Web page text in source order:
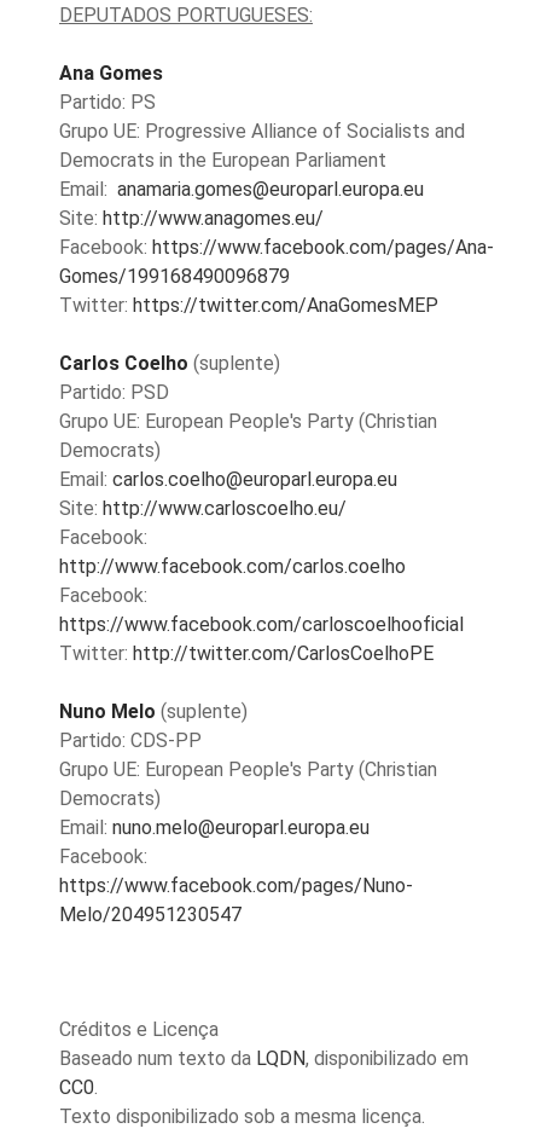
DEPUTADOS PORTUGUESES:
Ana Gomes
Partido: PS
Grupo UE: Progressive Alliance of Socialists and
Democrats in the European Parliament
Email: anamaria.gomes@europarl.europa.eu
Site: http://www.anagomes.eu/
Facebook: https://www.facebook.com/pages/Ana-
Gomes/199168490096879
Twitter: https://twitter.com/AnaGomesMEP
Carlos Coelho (suplente)
Partido: PSD
Grupo UE: European People's Party (Christian
Democrats)
Email: carlos.coelho@europarl.europa.eu
Site: http://www.carloscoelho.eu/
Facebook:
http://www.facebook.com/carlos.coelho
Facebook:
https://www.facebook.com/carloscoelhooficial
Twitter: http://twitter.com/CarlosCoelhoPE
Nuno Melo (suplente)
Partido: CDS-PP
Grupo UE: European People's Party (Christian
Democrats)
Email: nuno.melo@europarl.europa.eu
Facebook:
https://www.facebook.com/pages/Nuno-
Melo/204951230547
Créditos e Licença
Baseado num texto da LQDN, disponibilizado em
CC0
Texto disponibilizado sob a mesma licença.